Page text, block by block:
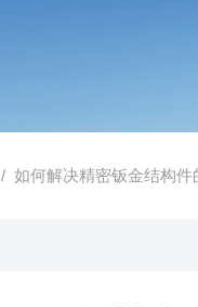
/ 如何解决精密钣金结构件